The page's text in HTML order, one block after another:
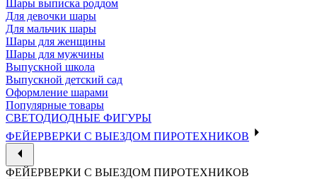
Шары выписка роддом
Для девочки шары
Для мальчик шары
Шары для женщины
Шары для мужчины
Выпускной школа
Выпускной детский сад
Оформление шарами
Популярные товары
СВЕТОДИОДНЫЕ ФИГУРЫ
ФЕЙЕРВЕРКИ С ВЫЕЗДОМ ПИРОТЕХНИКОВ
ФЕЙЕРВЕРКИ С ВЫЕЗДОМ ПИРОТЕХНИКОВ